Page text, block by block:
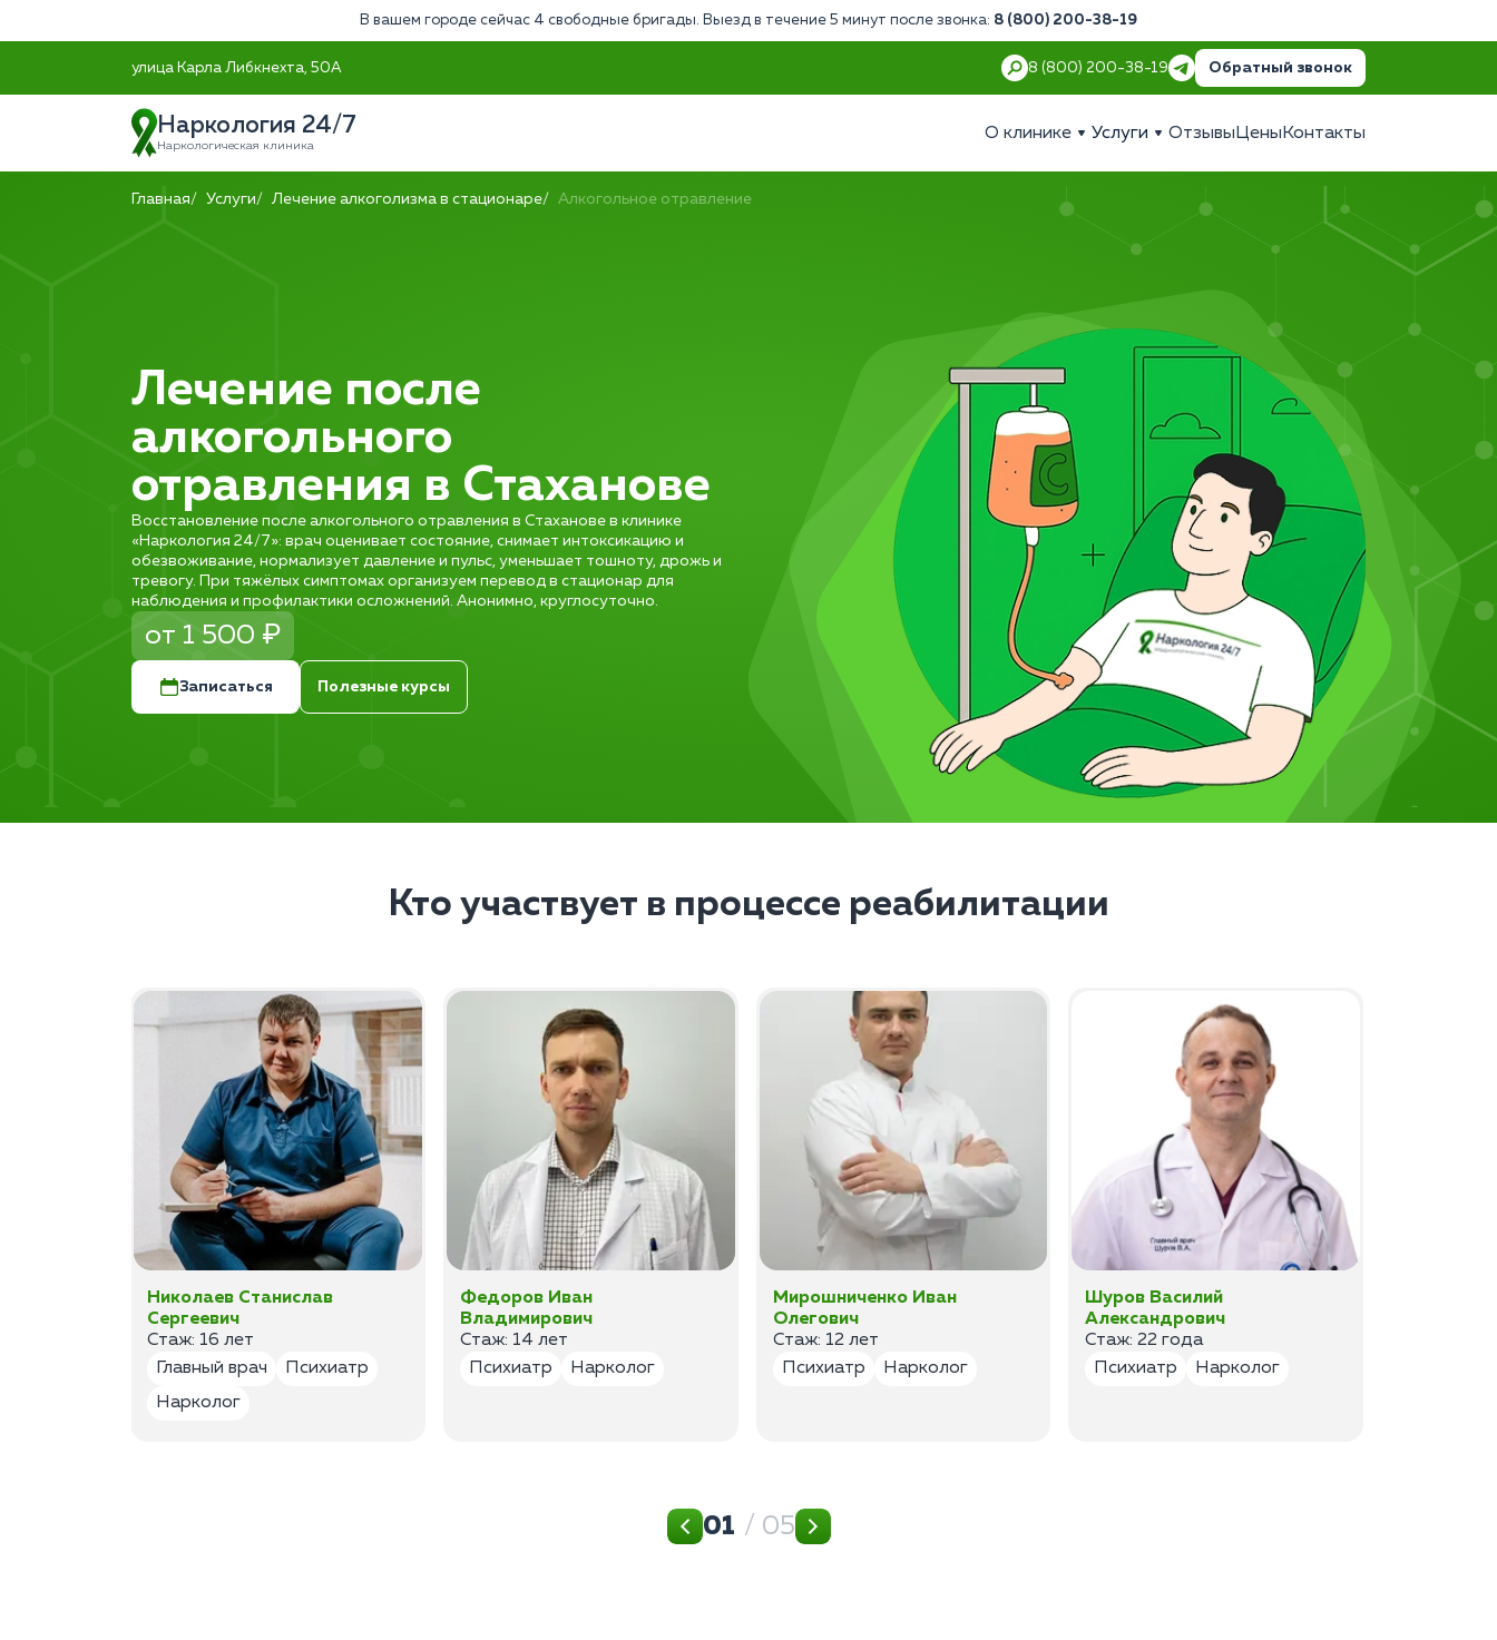
В вашем городе сейчас 4 свободные бригады. Выезд в течение 5 минут после звонка: 8 (800) 200-38-19
улица Карла Либкнехта, 50А 8 (800) 200-38-19 Обратный звонок
Наркология 24/7
Наркологическая клиника
О клинике Услуги Отзывы Цены Контакты
Главная Услуги Лечение алкоголизма в стационаре Алкогольное отравление
Лечение после
алкогольного
отравления в Стаханове
Восстановление после алкогольного отравления в Стаханове в клинике
«Наркология 24/7»: врач оценивает состояние, снимает интоксикацию и
обезвоживание, нормализует давление и пульс, уменьшает тошноту, дрожь и
тревогу. При тяжёлых симптомах организуем перевод в стационар для
наблюдения и профилактики осложнений. Анонимно, круглосуточно.
от 1 500 ₽
Записаться Полезные курсы
Кто участвует в процессе реабилитации
Николаев Станислав
Сергеевич
Стаж: 16 лет
Главный врач
Психиатр
Нарколог
Федоров Иван
Владимирович
Стаж: 14 лет
Психиатр
Нарколог
Мирошниченко Иван
Олегович
Стаж: 12 лет
Психиатр
Нарколог
Шуров Василий
Александрович
Стаж: 22 года
Психиатр
Нарколог
01 / 05